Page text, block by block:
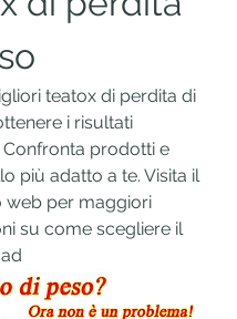
teatox di perdita di
i risultati
Confronta prodotti e
più adatto a te. Visita il
web per maggiori
su come scegliere il